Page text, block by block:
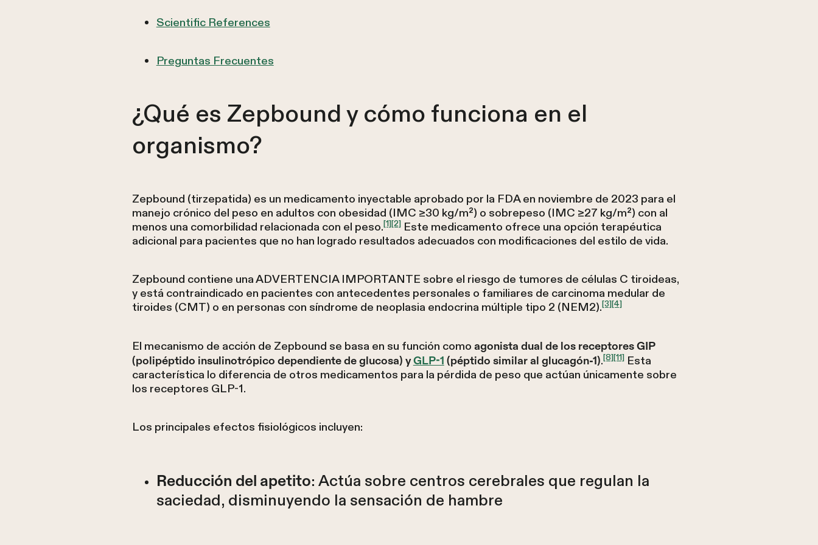
Scientific References
Preguntas Frecuentes
¿Qué es Zepbound y cómo funciona en el
organismo?
Zepbound (tirzepatida) es un medicamento inyectable aprobado por la FDA en noviembre de 2023 para el
manejo crónico del peso en adultos con obesidad (IMC ≥30 kg/m²) o sobrepeso (IMC ≥27 kg/m²) con al
menos una comorbilidad relacionada con el peso.[1][2]Este medicamento ofrece una opción terapéutica
adicional para pacientes que no han logrado resultados adecuados con modificaciones del estilo de vida.
Zepbound contiene una ADVERTENCIA IMPORTANTE sobre el riesgo de tumores de células C tiroideas,
y está contraindicado en pacientes con antecedentes personales o familiares de carcinoma medular de
tiroides (CMT) o en personas con síndrome de neoplasia endocrina múltiple tipo 2 (NEM2).[3][4]
El mecanismo de acción de Zepbound se basa en su función como agonista dual de los receptores GIP
(polipéptido insulinotrópico dependiente de glucosa) yGLP-1 (péptido similar al glucagón-1).[8][11]Esta
característica lo diferencia de otros medicamentos para la pérdida de peso que actúan únicamente sobre
los receptores GLP-1.
Los principales efectos fisiológicos incluyen:
Reducción del apetito: Actúa sobre centros cerebrales que regulan la
saciedad, disminuyendo la sensación de hambre